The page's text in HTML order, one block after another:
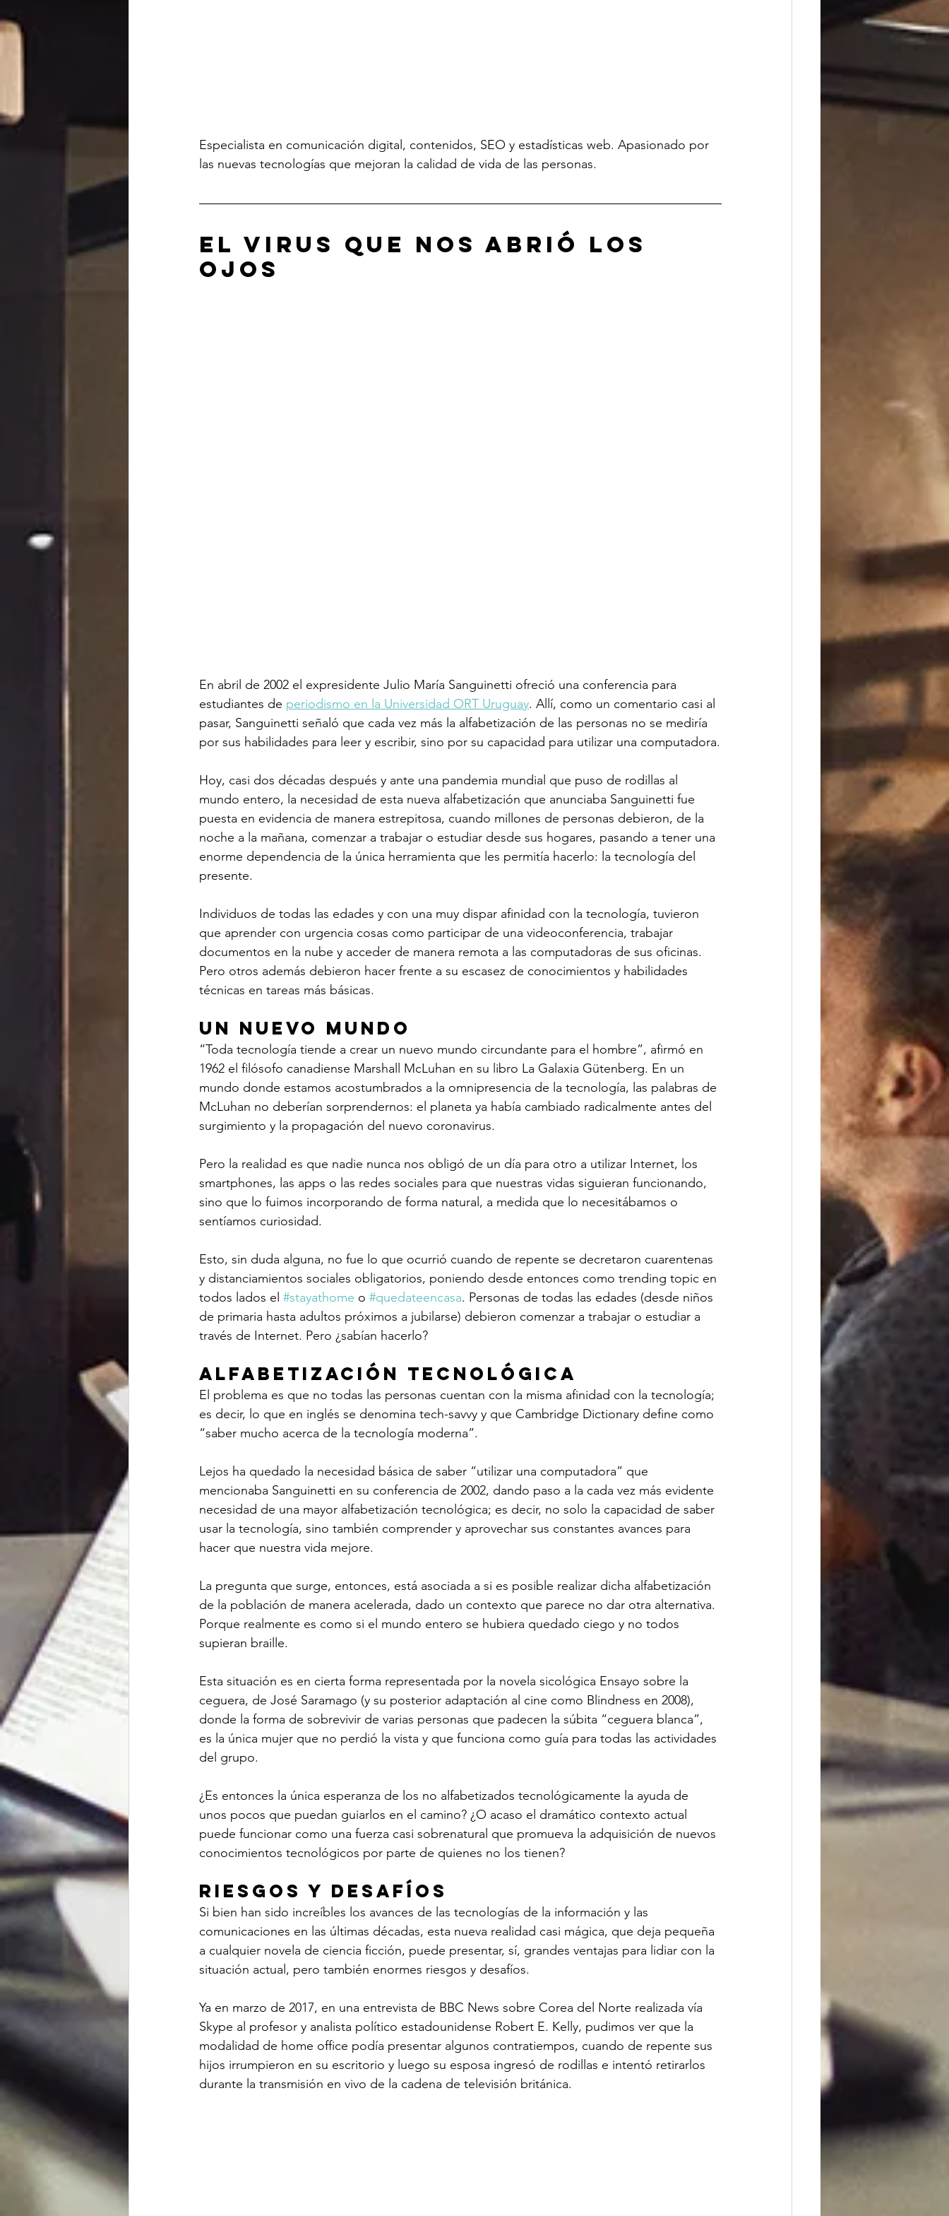
Especialista en comunicación digital, contenidos, SEO y estadísticas web. Apasionado por
las nuevas tecnologías que mejoran la calidad de vida de las personas.
El virus que nos abrió los
ojos
En abril de 2002 el expresidente Julio María Sanguinetti ofreció una conferencia para
estudiantes de periodismo en la Universidad ORT Uruguay. Allí, como un comentario casi al
pasar, Sanguinetti señaló que cada vez más la alfabetización de las personas no se mediría
por sus habilidades para leer y escribir, sino por su capacidad para utilizar una computadora.
Hoy, casi dos décadas después y ante una pandemia mundial que puso de rodillas al
mundo entero, la necesidad de esta nueva alfabetización que anunciaba Sanguinetti fue
puesta en evidencia de manera estrepitosa, cuando millones de personas debieron, de la
noche a la mañana, comenzar a trabajar o estudiar desde sus hogares, pasando a tener una
enorme dependencia de la única herramienta que les permitía hacerlo: la tecnología del
presente.
Individuos de todas las edades y con una muy dispar afinidad con la tecnología, tuvieron
que aprender con urgencia cosas como participar de una videoconferencia, trabajar
documentos en la nube y acceder de manera remota a las computadoras de sus oficinas.
Pero otros además debieron hacer frente a su escasez de conocimientos y habilidades
técnicas en tareas más básicas.
Un nuevo mundo
“Toda tecnología tiende a crear un nuevo mundo circundante para el hombre”, afirmó en
1962 el filósofo canadiense Marshall McLuhan en su libro La Galaxia Gütenberg. En un
mundo donde estamos acostumbrados a la omnipresencia de la tecnología, las palabras de
McLuhan no deberían sorprendernos: el planeta ya había cambiado radicalmente antes del
surgimiento y la propagación del nuevo coronavirus.
Pero la realidad es que nadie nunca nos obligó de un día para otro a utilizar Internet, los
smartphones, las apps o las redes sociales para que nuestras vidas siguieran funcionando,
sino que lo fuimos incorporando de forma natural, a medida que lo necesitábamos o
sentíamos curiosidad.
Esto, sin duda alguna, no fue lo que ocurrió cuando de repente se decretaron cuarentenas
y distanciamientos sociales obligatorios, poniendo desde entonces como trending topic en
todos lados el #stayathome o #quedateencasa. Personas de todas las edades (desde niños
de primaria hasta adultos próximos a jubilarse) debieron comenzar a trabajar o estudiar a
través de Internet. Pero ¿sabían hacerlo?
Alfabetización tecnológica
El problema es que no todas las personas cuentan con la misma afinidad con la tecnología;
es decir, lo que en inglés se denomina tech-savvy y que Cambridge Dictionary define como
“saber mucho acerca de la tecnología moderna”.
Lejos ha quedado la necesidad básica de saber “utilizar una computadora” que
mencionaba Sanguinetti en su conferencia de 2002, dando paso a la cada vez más evidente
necesidad de una mayor alfabetización tecnológica; es decir, no solo la capacidad de saber
usar la tecnología, sino también comprender y aprovechar sus constantes avances para
hacer que nuestra vida mejore.
La pregunta que surge, entonces, está asociada a si es posible realizar dicha alfabetización
de la población de manera acelerada, dado un contexto que parece no dar otra alternativa.
Porque realmente es como si el mundo entero se hubiera quedado ciego y no todos
supieran braille.
Esta situación es en cierta forma representada por la novela sicológica Ensayo sobre la
ceguera, de José Saramago (y su posterior adaptación al cine como Blindness en 2008),
donde la forma de sobrevivir de varias personas que padecen la súbita “ceguera blanca”,
es la única mujer que no perdió la vista y que funciona como guía para todas las actividades
del grupo.
¿Es entonces la única esperanza de los no alfabetizados tecnológicamente la ayuda de
unos pocos que puedan guiarlos en el camino? ¿O acaso el dramático contexto actual
puede funcionar como una fuerza casi sobrenatural que promueva la adquisición de nuevos
conocimientos tecnológicos por parte de quienes no los tienen?
Riesgos y desafíos
Si bien han sido increíbles los avances de las tecnologías de la información y las
comunicaciones en las últimas décadas, esta nueva realidad casi mágica, que deja pequeña
a cualquier novela de ciencia ficción, puede presentar, sí, grandes ventajas para lidiar con la
situación actual, pero también enormes riesgos y desafíos.
Ya en marzo de 2017, en una entrevista de BBC News sobre Corea del Norte realizada vía
Skype al profesor y analista político estadounidense Robert E. Kelly, pudimos ver que la
modalidad de home office podía presentar algunos contratiempos, cuando de repente sus
hijos irrumpieron en su escritorio y luego su esposa ingresó de rodillas e intentó retirarlos
durante la transmisión en vivo de la cadena de televisión británica.